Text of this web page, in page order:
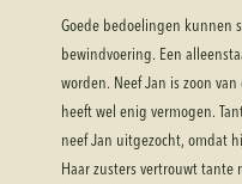
Goede bedoelingen kunnen
bewindvoering. Een
worden. Neef Jan is zoon
heeft wel enig vermogen.
neef Jan uitgezocht, omdat
Haar zusters vertrouwt